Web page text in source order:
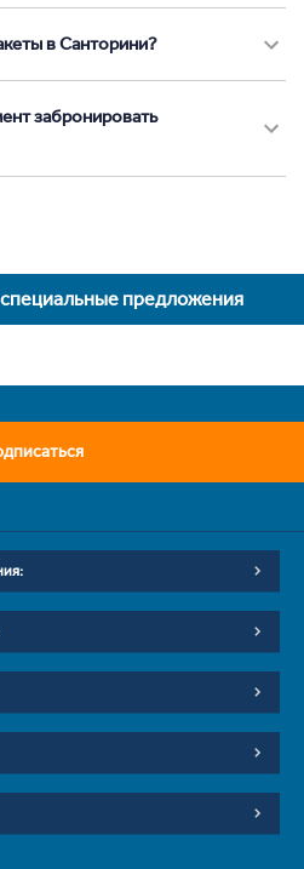
в Санторини?
забронировать
предложения